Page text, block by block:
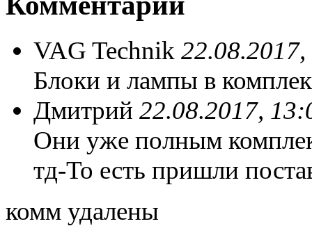
VAG Technik
Блоки и лампы в
Дмитрий 22.08.2017,
Они уже полным
тд-То есть пришли
комм удалены